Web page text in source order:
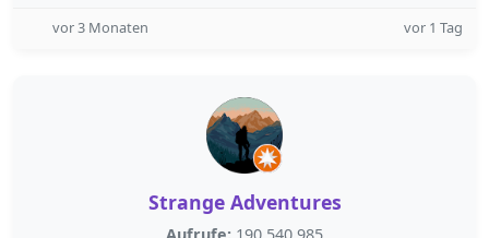
vor 3 Monaten vor 1 Tag
Strange Adventures